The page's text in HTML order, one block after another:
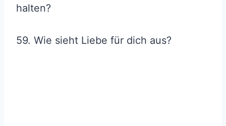
halten?
59. Wie sieht Liebe für dich aus?